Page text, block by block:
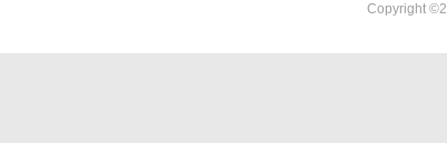
Copyright ©